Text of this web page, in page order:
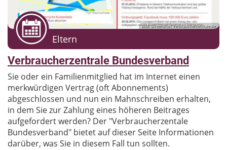
Bild: Screenshot Verbraucherzentrale.de
Eltern
Verbraucherzentrale Bundesverband
Sie oder ein Familienmitglied hat im Internet einen
merkwürdigen Vertrag (oft Abonnements)
abgeschlossen und nun ein Mahnschreiben erhalten,
in dem Sie zur Zahlung eines höheren Beitrages
aufgefordert werden? Der "Verbraucherzentale
Bundesverband" bietet auf dieser Seite Informationen
darüber, was Sie in diesem Fall tun sollten.